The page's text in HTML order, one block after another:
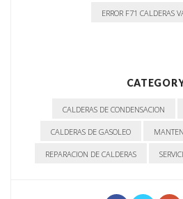
ERROR F71 CALDERAS
CALDERAS DE CONDENSACION
CALDERAS DE GASOLEO
REPARACION DE CALDERAS